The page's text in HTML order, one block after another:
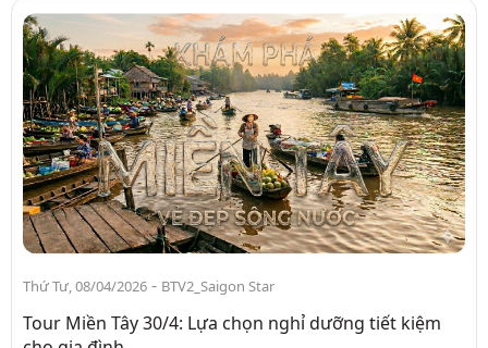
Thứ Tư, 08/04/2026 - BTV2_Saigon Star
Tour Miền Tây 30/4: Lựa chọn nghỉ dưỡng tiết kiệm